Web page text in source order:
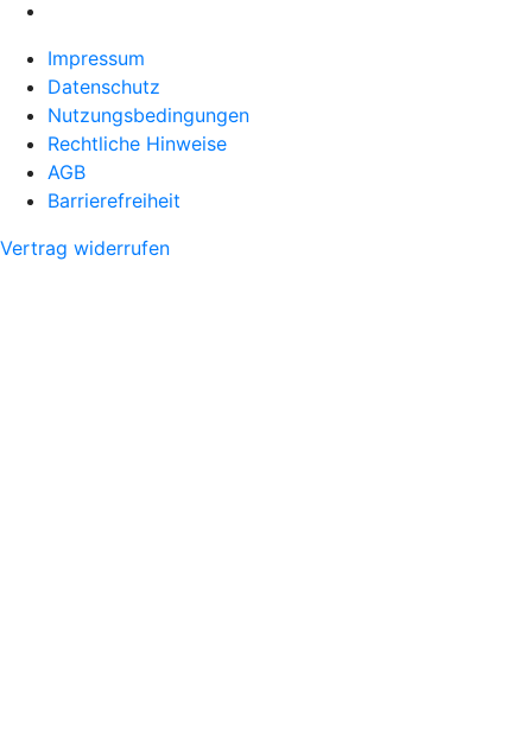
Impressum
Datenschutz
Nutzungsbedingungen
Rechtliche Hinweise
AGB
Barrierefreiheit
Vertrag widerrufen